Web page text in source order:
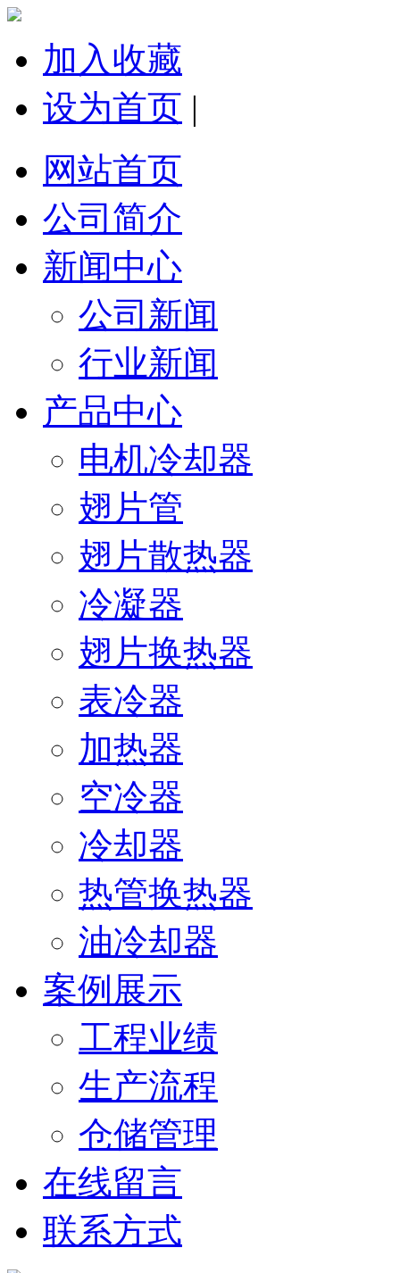
加入收藏
设为首页 |
网站首页
公司简介
新闻中心
公司新闻
行业新闻
产品中心
电机冷却器
翅片管
翅片散热器
冷凝器
翅片换热器
表冷器
加热器
空冷器
冷却器
热管换热器
油冷却器
案例展示
工程业绩
生产流程
仓储管理
在线留言
联系方式